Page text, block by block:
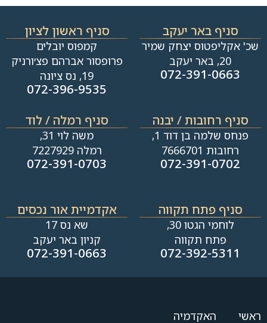
סניף באר יעקב
שכ' אקליפטוס יצחק שמיר
20, באר יעקב
072-391-0663
סניף ראשון לציון
קמפוס יובלים
פרופסור אברהם פצ׳ורניק
19, נס ציונה
072-396-9535
סניף רחובות / יבנה​
פנחס שלמה בן דוד 1,
רחובות 7666701
072-391-0702
סניף רמלה / לוד
משה לוי 31,
רמלה 7227929
072-391-0703
סניף פתח תקווה
לוחמי הגטו 30,
פתח תקווה
072-392-5311
אקדמיית אור נכסים
שא נס 17
קניון באר יעקב
072-391-0663
ראשי
האקדמיה